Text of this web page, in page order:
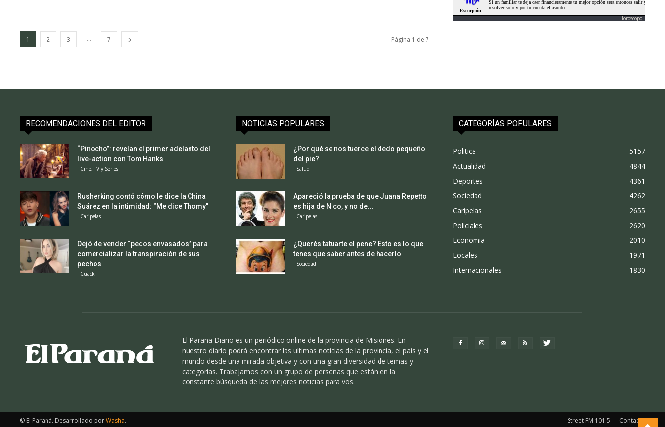
1 2 3 ... 7 Página 1 de 7
Horoscopo
RECOMENDACIONES DEL EDITOR
“Pinocho”: revelan el primer adelanto del
live-action con Tom Hanks
Cine, TV y Series
Rusherking contó cómo le dice la China
Suárez en la intimidad: “Me dice Thomy”
Caripelas
Dejó de vender “pedos envasados” para
comercializar la transpiración de sus
pechos
Cuack!
NOTICIAS POPULARES
¿Por qué se nos tuerce el dedo pequeño
del pie?
Salud
Apareció la prueba de que Juana Repetto
es hija de Nico, y no de...
Caripelas
¿Querés tatuarte el pene? Esto es lo que
tenes que saber antes de hacerlo
Sociedad
CATEGORÍAS POPULARES
Politica
5157
Actualidad
4844
Deportes
4361
Sociedad
4262
Caripelas
2655
Policiales
2620
Economia
2010
Locales
1971
Internacionales
1830
El Parana Diario es un periódico online de la provincia de Misiones. En
nuestro diario podrá encontrar las ultimas noticias de la provincia, el país y el
mundo desde una mirada objetiva y con una gran diversidad de temas y
categorías. Trabajamos con un grupo de personas que están en la
constante búsqueda de las mejores noticias para vos.
Street FM 101.5 Contacto
© El Paraná. Desarrollado porWasha.